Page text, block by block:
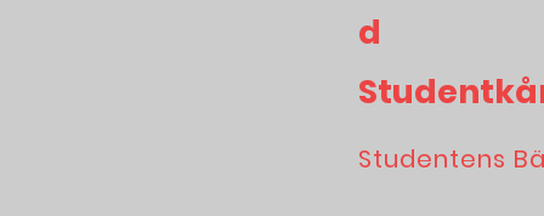
d
Studentens